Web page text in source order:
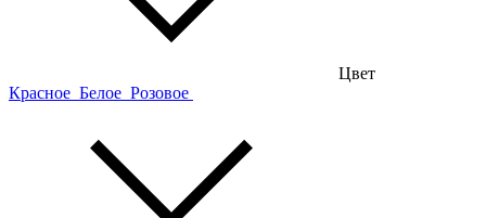
Цвет
Красное Белое Розовое